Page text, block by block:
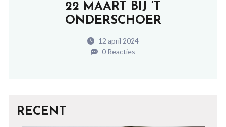
22 MAART BIJ ’T
ONDERSCHOER
12 april 2024
0 Reacties
RECENT